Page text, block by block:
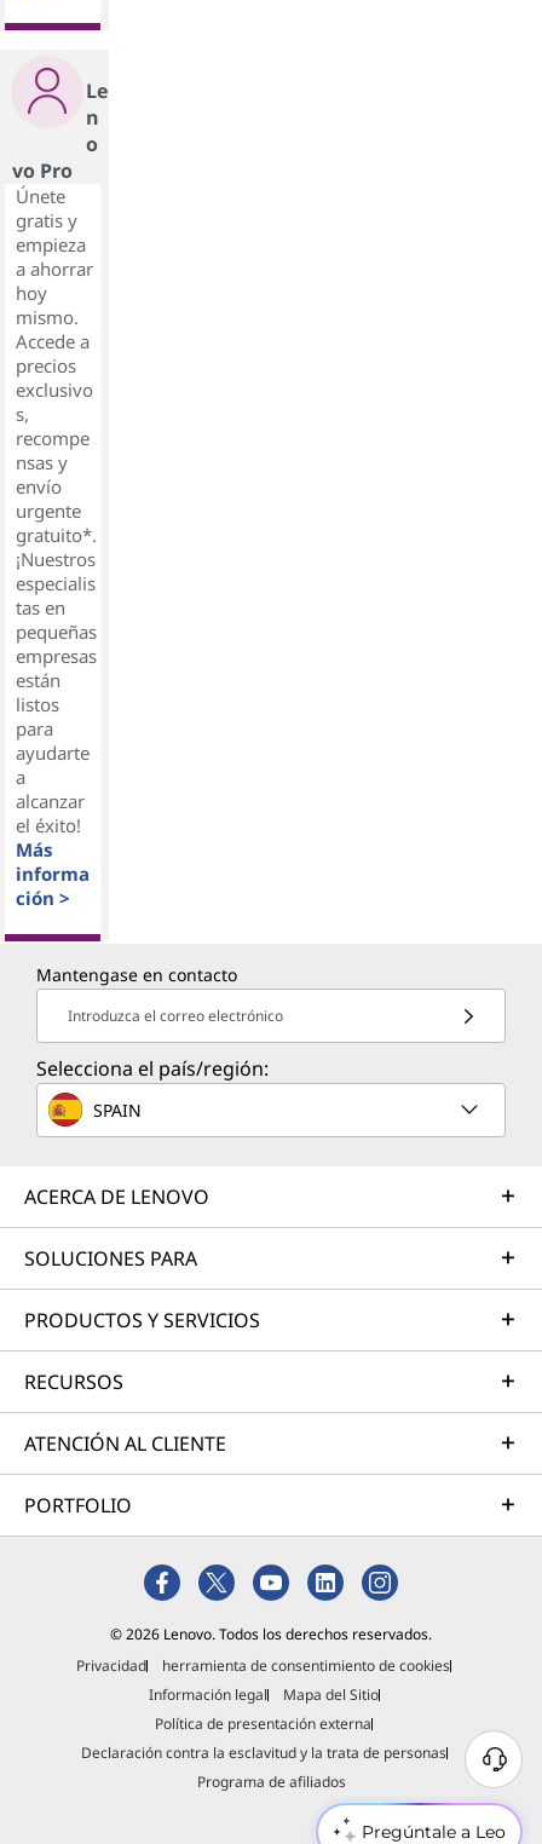
Pregúntale a Leo
Le
n
o
vo Pro
Únete
gratis y
empieza
a ahorrar
hoy
mismo.
Accede a
precios
exclusivo
s,
recompe
nsas y
envío
urgente
gratuito*.
¡Nuestros
especialis
tas en
pequeñas
empresas
están
listos
para
ayudarte
a
alcanzar
el éxito!
Más
informa
ción >
Mantengase en contacto
Introduzca el correo electrónico
Selecciona el país/región:
SPAIN
ACERCA DE LENOVO
SOLUCIONES PARA
PRODUCTOS Y SERVICIOS
RECURSOS
ATENCIÓN AL CLIENTE
PORTFOLIO
© 2026 Lenovo. Todos los derechos reservados.
Privacidad
herramienta de consentimiento de cookies
Información legal
Mapa del Sitio
Política de presentación externa
Declaración contra la esclavitud y la trata de personas
Programa de afiliados